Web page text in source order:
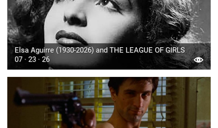
Elsa Aguirre (1930-2026) and THE LEAGUE OF GIRLS
07 · 23 · 26